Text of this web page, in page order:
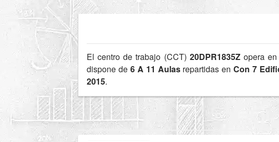
El centro de trabajo (CCT) 20DPR1835Zopera en
dispone de 6 A 11 Aulasrepartidas enCon 7
2015.